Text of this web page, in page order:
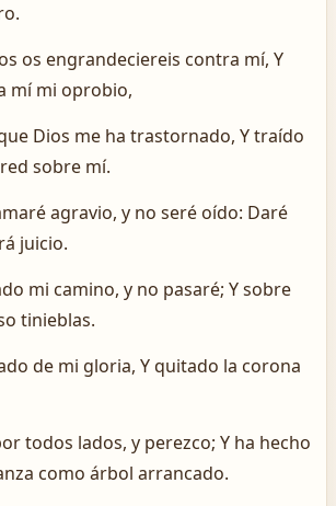
os engrandeciereis contra mí, Y
mí mi oprobio,
Dios me ha trastornado, Y traído
sobre mí.
agravio, y no seré oído: Daré
juicio.
mi camino, y no pasaré; Y sobre
tinieblas.
de mi gloria, Y quitado la corona
todos lados, y perezco; Y ha hecho
como árbol arrancado.